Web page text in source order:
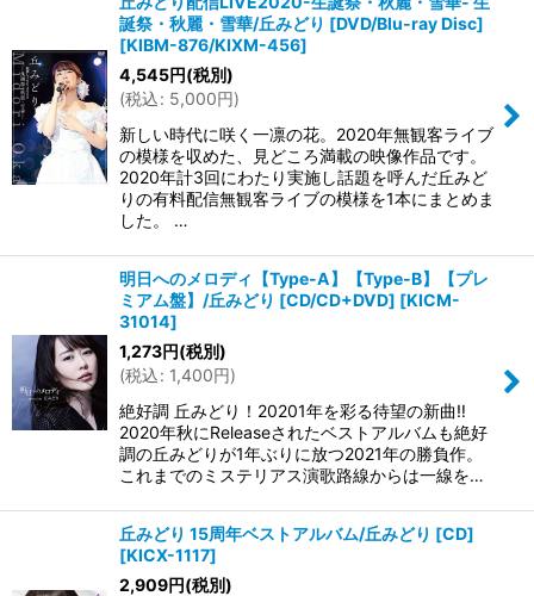
誕祭・秋麗・雪華/丘みどり [DVD/Blu-ray Disc]
[KIBM-876/KIXM-456]
4,545円(税別)
(税込: 5,000円)
新しい時代に咲く一凛の花。2020年無観客ライブ
の模様を収めた、見どころ満載の映像作品です。
2020年計3回にわたり実施し話題を呼んだ丘みど
りの有料配信無観客ライブの模様を1本にまとめま
した。 …
明日へのメロディ【Type-A】【Type-B】【プレ
ミアム盤】/丘みどり [CD/CD+DVD] [KICM-
31014]
1,273円(税別)
(税込: 1,400円)
絶好調 丘みどり！20201年を彩る待望の新曲‼
2020年秋にReleaseされたベストアルバムも絶好
調の丘みどりが1年ぶりに放つ2021年の勝負作。
これまでのミステリアス演歌路線からは一線を…
丘みどり 15周年ベストアルバム/丘みどり [CD]
[KICX-1117]
2,909円(税別)